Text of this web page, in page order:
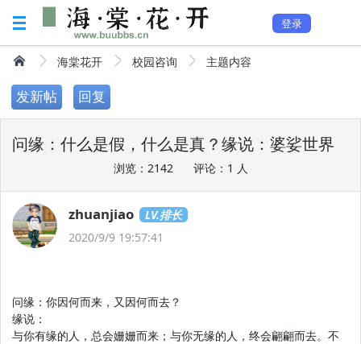
登录
海棠花开 校园咨询 主题内容
发新帖 回复
问缘：什么是假，什么是真？缘说：婆娑世界
浏览：2142 评论：1 人
zhuanjiao
LV.排长
2020/9/9 19:57:41
问缘：你因何而来，又因何而去？
缘说：
与你有缘的人，总会姗姗而来；与你无缘的人，终会翩翩而去。不